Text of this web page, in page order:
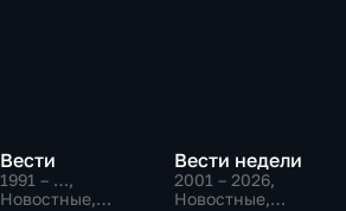
Вести
1991 – …,
Новостные,
Вести недели
2001 – 2026,
Новостные,